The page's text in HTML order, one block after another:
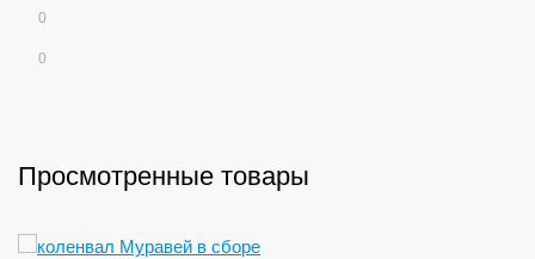
0
0
Просмотренные товары